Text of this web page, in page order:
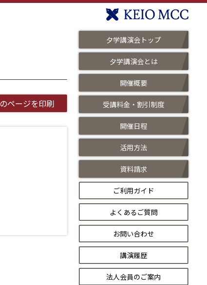
ページを印刷
夕学講演会トップ
夕学講演会とは
開催概要
受講料金・割引制度
開催日程
活用方法
資料請求
ご利用ガイド
よくあるご質問
お問い合わせ
講演履歴
法人会員のご案内